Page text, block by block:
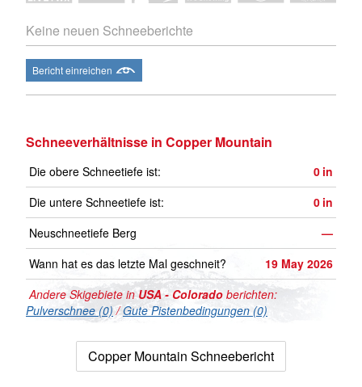
Keine neuen Schneeberichte
Bericht einreichen
Schneeverhältnisse in Copper Mountain
Die obere Schneetiefe ist: 0 in
Die untere Schneetiefe ist:
0 in
Neuschneetiefe Berg
—
Wann hat es das letzte Mal geschneit?
19 May 2026
Andere Skigebiete inUSA - Colorado berichten:
Pulverschnee (0)/Gute Pistenbedingungen (0)
Copper Mountain Schneebericht